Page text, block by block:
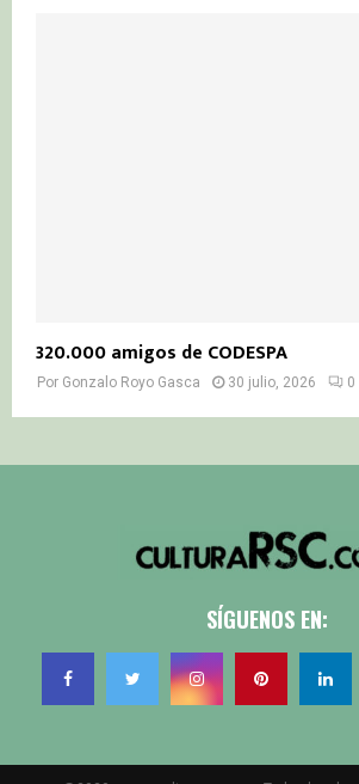
320.000 amigos de CODESPA
Por Gonzalo Royo Gasca 30 julio, 2026 0
SÍGUENOS EN: